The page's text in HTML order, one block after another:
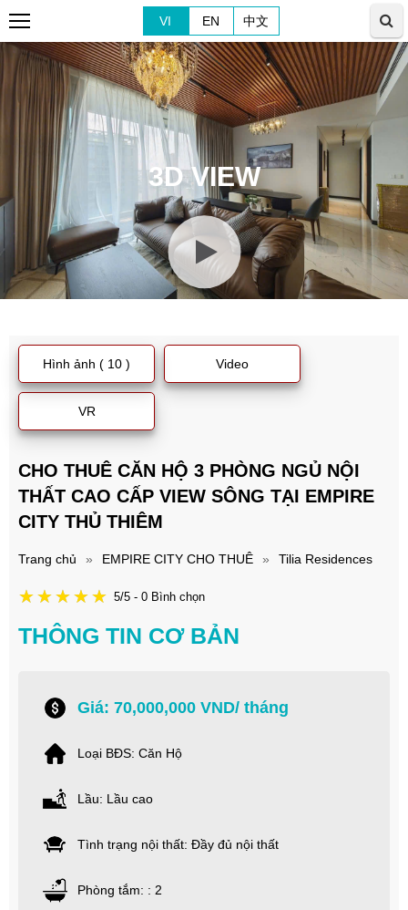
VI EN 中文
3D VIEW
Hình ảnh ( 10 ) Video
VR
CHO THUÊ CĂN HỘ 3 PHÒNG NGỦ NỘI
THẤT CAO CẤP VIEW SÔNG TẠI EMPIRE
CITY THỦ THIÊM
Trang chủ » EMPIRE CITY CHO THUÊ » Tilia Residences
5/5 - 0 Bình chọn
THÔNG TIN CƠ BẢN
Giá: 70,000,000 VND/ tháng
Loại BĐS: Căn Hộ
Lầu: Lầu cao
Tình trạng nội thất: Đầy đủ nội thất
Phòng tắm: : 2